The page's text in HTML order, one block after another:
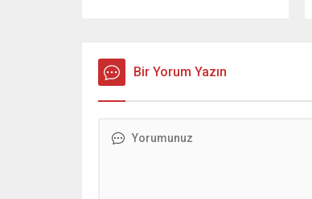
verdiği hukuksuz bir karardır” dedi.
CHP’den tedbirli olarak kesin
çıkarma cezası uygulanmak üzere
edilen ve partideki tüm
Bir Yorum Yazın